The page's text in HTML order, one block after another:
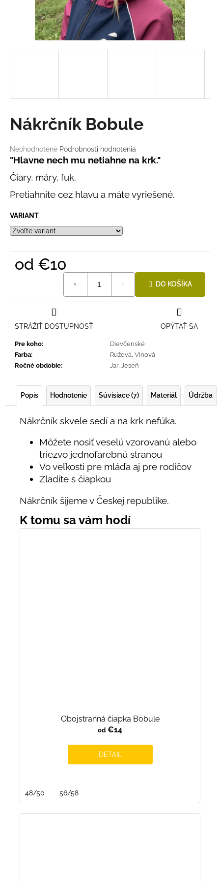
Priemerné
hodnotenie
je
z
hviezdičiek.
Neohodnotené Podrobnosti hodnotenia
Nákrčník Bobule
"Hlavne nech mu netiahne na krk."
Čiary, máry, fuk.
Pretiahnite cez hlavu a máte vyriešené.
VARIANT
od €10
DO KOŠÍKA
Pre koho:
Dievčenské
Farba: Ružová Vínová
Ročné obdobie: Jar, Jeseň
OPÝTAŤ SA
STRÁŽIŤ DOSTUPNOSŤ
Popis Hodnotenie Súvisiace (7) Materiál Údržba
Nákrčník skvele sedí a na krk nefúka.
Môžete nosiť veselú vzorovanú alebo
triezvo jednofarebnú stranou
Vo veľkosti pre mláďa aj pre rodičov
Zladíte s čiapkou
Nákrčník šijeme v Českej republike.
Obojstranná čiapka Bobule
od €14
DETAIL
48/50 56/58
ť
O
p
o
r
ú
č
a
e
TYRKYSOVÉ
€29